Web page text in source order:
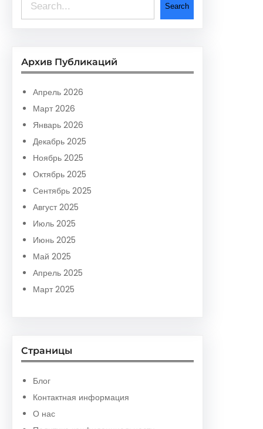
e
r
c
h
Search
Архив Публикаций
Апрель 2026
Март 2026
Январь 2026
Декабрь 2025
Ноябрь 2025
Октябрь 2025
Сентябрь 2025
Август 2025
Июль 2025
Июнь 2025
Май 2025
Апрель 2025
Март 2025
Страницы
Блог
Контактная информация
О нас